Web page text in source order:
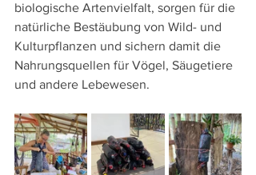
biologische Artenvielfalt, sorgen für die
natürliche Bestäubung von Wild- und
Kulturpflanzen und sichern damit die
Nahrungsquellen für Vögel, Säugetiere
und andere Lebewesen.